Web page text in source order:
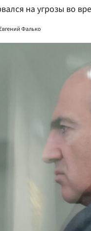
на угрозы во
Евгений Фалько